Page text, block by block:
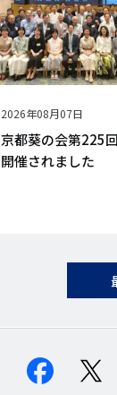
公
開
日
2026年08月07日
京都葵の会第225
開催されました